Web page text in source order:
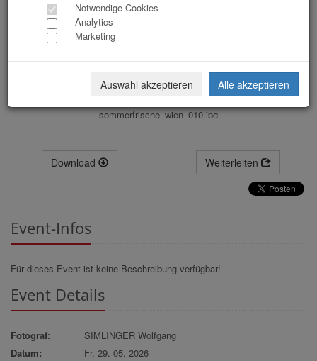
sommerfrische_wien_010.jpg
Download Weiterleiten
Event-Infos
Für dieses Event ist keine Beschreibung verfügbar!
Event Details
Fotograf:
SIMLINGER Wolfgang
Datum:
Fr, 29. 05. 2026
Notwendige Cookies
Analytics
Marketing
Auswahl akzeptieren Alle akzeptieren